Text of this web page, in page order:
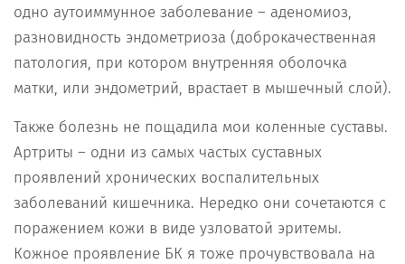
одно аутоиммунное заболевание – аденомиоз,
разновидность эндометриоза (доброкачественная
патология, при котором внутренняя оболочка
матки, или эндометрий, врастает в мышечный слой).
Также болезнь не пощадила мои коленные суставы.
Артриты – одни из самых частых суставных
проявлений хронических воспалительных
заболеваний кишечника. Нередко они сочетаются с
поражением кожи в виде узловатой эритемы.
Кожное проявление БК я тоже прочувствовала на